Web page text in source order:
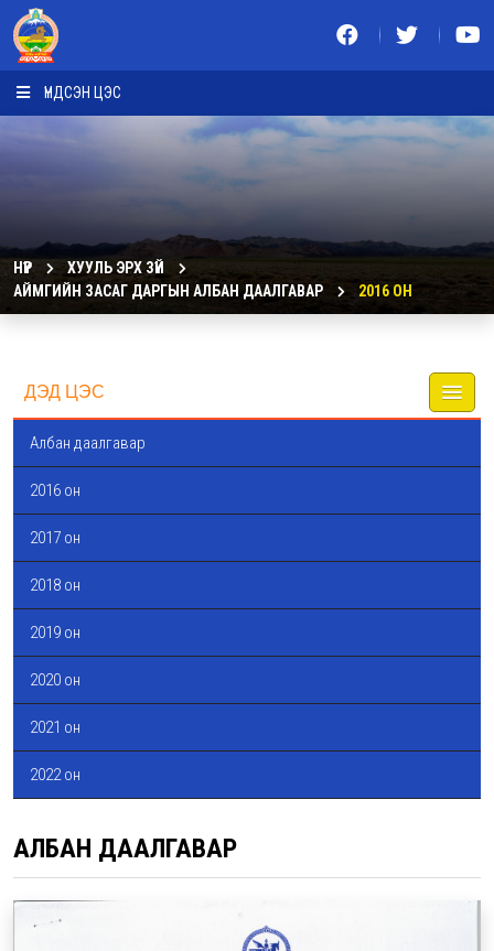
ҮНДСЭН ЦЭС
НҮҮР
ХУУЛЬ ЭРХ ЗҮЙ
АЙМГИЙН ЗАСАГ ДАРГЫН АЛБАН ДААЛГАВАР
2016 ОН
ДЭД ЦЭС
Албан даалгавар
2016 он
2017 он
2018 он
2019 он
2020 он
2021 он
2022 он
АЛБАН ДААЛГАВАР